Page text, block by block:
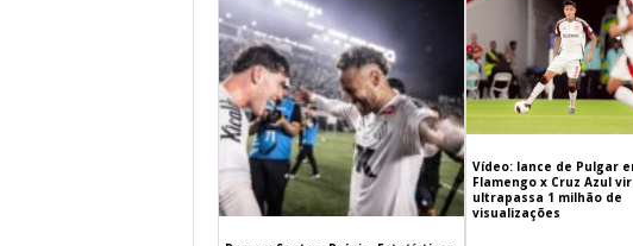
Vídeo: lance de Pulgar
Flamengo x Cruz Azul
ultrapassa 1 milhão de
visualizações